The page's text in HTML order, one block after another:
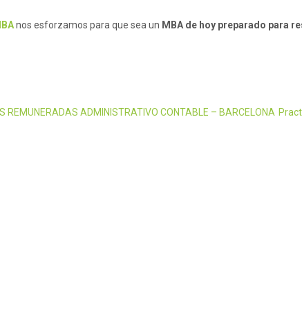
nos esforzamos para que sea un MBA de hoy preparado para
REMUNERADAS ADMINISTRATIVO CONTABLE – BARCELONA